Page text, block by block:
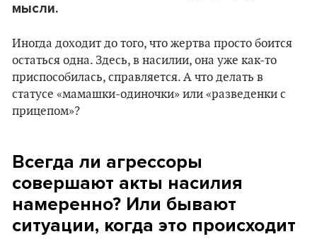
мысли.
Иногда доходит до того, что жертва просто боится
остаться одна. Здесь, в насилии, она уже как-то
приспособилась, справляется. А что делать в
статусе «мамашки-одиночки» или «разведенки с
прицепом»?
Всегда ли агрессоры
совершают акты насилия
намеренно? Или бывают
ситуации, когда это происходит